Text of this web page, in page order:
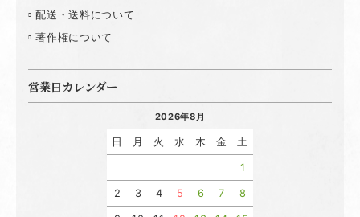
配送・送料について
著作権について
営業日カレンダー
2026年8月
日 月 火 水 木 金 土
1
2 3 4 5 6 7 8